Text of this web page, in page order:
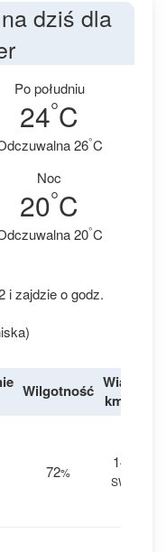
dziś dla
Po południu
24°C
26°C
Noc
20°C
20°C
i zajdzie o godz.
Wilgotność Wiatr
km/h
72%
14
SW